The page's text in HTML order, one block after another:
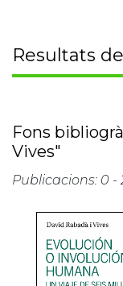
Resultats
Fons
Vives"
Publicacions: 0 -